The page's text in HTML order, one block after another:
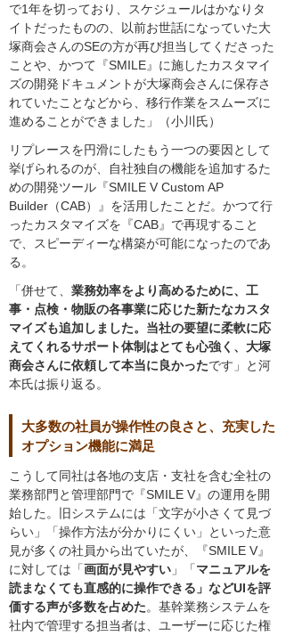
で1年を切っており、スケジュールはかなりタ
イトだったものの、以前お世話になっていた大
塚商会さんのSEの方が再び担当してくださった
ことや、かつて『SMILE』に施したカスタマイ
ズの開発ドキュメントが大塚商会さんに保存さ
れていたことなどから、移行作業をスムーズに
進めることができました」（小川氏）
リプレースを円滑にしたもう一つの要因として
挙げられるのが、自社独自の機能を追加するた
めの開発ツール『SMILE V Custom AP
Builder（CAB）』を活用したことだ。かつて行
ったカスタマイズを『CAB』で再現すること
で、スピーディーな構築が可能になったのであ
る。
「併せて、 業務効率をより高めるために、工
事・点検・物販の各事業に応じた新たなカスタ
マイズも追加しました。当社の要望に柔軟に応
えてくれるサポート体制はとても心強く、大塚
商会さんに依頼して本当に良かったです」と河
本氏は振り返る。
大多数の社員が操作性の良さと、充実した
オプション機能に満足
こうして同社は各地の支店・支社を含む全社の
業務部門と管理部門で『SMILE V』の運用を開
始した。旧システムには「文字が小さくて見づ
らい」「操作方法が分かりにくい」といった意
見が多くの社員から出ていたが、『SMILE V』
に対しては「画面が見やすい 」「マニュアルを
読まなくても直感的に操作できる」などUIを評
価する声が多数を占めた。基幹業務システムを
社内で管理する担当者は、ユーザーに応じた権